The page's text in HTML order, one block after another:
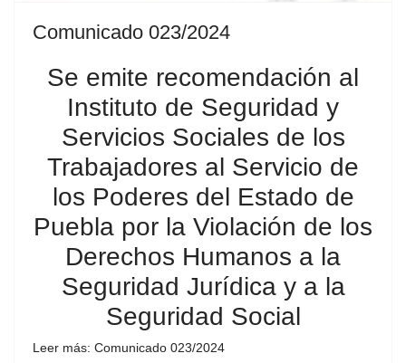
Comunicado 023/2024
Se emite recomendación al
Instituto de Seguridad y
Servicios Sociales de los
Trabajadores al Servicio de
los Poderes del Estado de
Puebla por la Violación de los
Derechos Humanos a la
Seguridad Jurídica y a la
Seguridad Social
Leer más: Comunicado 023/2024